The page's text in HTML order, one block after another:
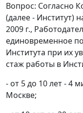
Вопрос: Согласно
(далее - Институт)
2009 г.,
единовременное
Института при их
стаж работы в
- от 5 до 10 лет - 4
Москве;